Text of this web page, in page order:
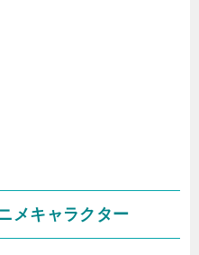
メキャラクター